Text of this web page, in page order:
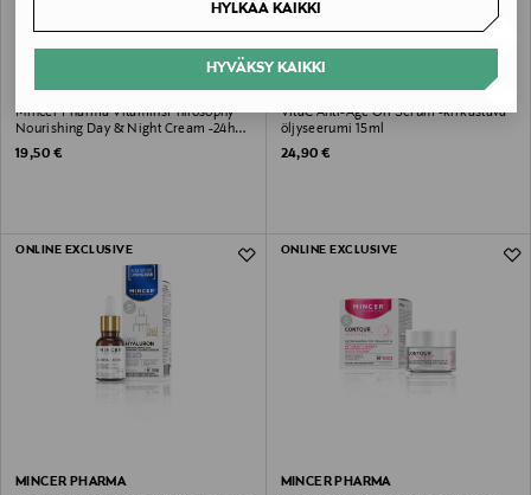
HYLKÄÄ KAIKKI
HYVÄKSY KAIKKI
MINCER PHARMA
Mincer Pharma VitaminsPhilosophy
Nourishing Day & Night Cream -24h
hoitovoide 50ml
Original Price
19,50 €
MINCER PHARMA
VitaC Anti-Age Oil Serum -kirkastava
öljyseerumi 15ml
Original Price
24,90 €
ONLINE EXCLUSIVE
MINCER PHARMA
ONLINE EXCLUSIVE
MINCER PHARMA